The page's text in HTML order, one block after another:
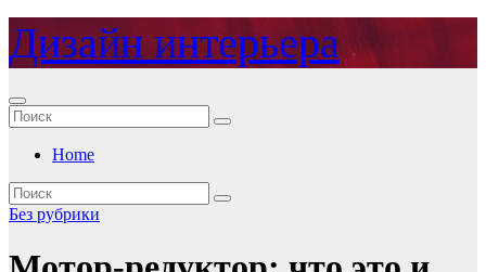
Перейти
к
содержимому
Дизайн интерьера
Home
Без рубрики